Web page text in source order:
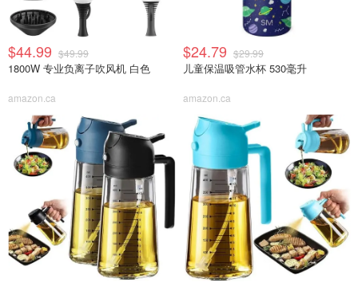
$44.99 $49.99
1800W 专业负离子吹风机 白色
amazon.ca
$24.79 $29.99
儿童保温吸管水杯 530毫升
amazon.ca